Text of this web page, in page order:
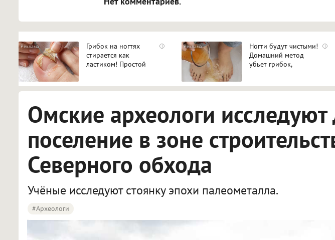
i
Грибок на ногтях
стирается как
ластиком! Простой
i
Ногти будут чистыми!
Домашний метод
убьет грибок,
Омские археологи исследуют
поселение в зоне
Северного обхода
Учёные исследуют стоянку эпохи палеометалла.
#археологи